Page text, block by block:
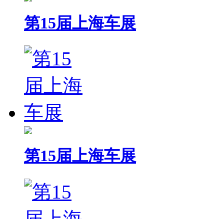
第15届上海车展
第15届上海车展